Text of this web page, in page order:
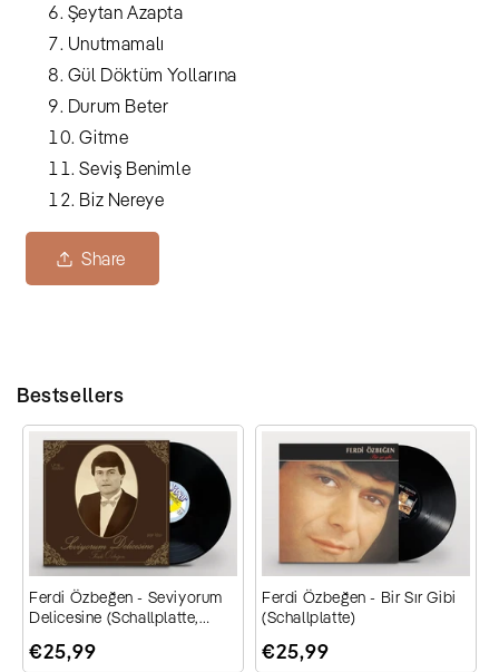
Şeytan Azapta
Unutmamalı
Gül Döktüm Yollarına
Durum Beter
Gitme
Seviş Benimle
Biz Nereye
Share
Bestsellers
Ferdi Özbeğen - Seviyorum
Delicesine (Schallplatte,
€25,99
Ferdi Özbeğen - Bir Sır Gibi
(Schallplatte)
€25,99